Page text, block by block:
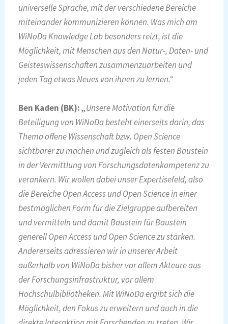
universelle Sprache, mit der verschiedene Bereiche
miteinander kommunizieren können. Was mich am
WiNoDa Knowledge Lab besonders reizt, ist die
Möglichkeit, mit Menschen aus den Natur-, Daten- und
Geisteswissenschaften zusammenzuarbeiten und
jeden Tag etwas Neues von ihnen zu lernen.“
Ben Kaden (BK):„Unsere Motivation für die
Beteiligung von WiNoDa besteht einerseits darin, das
Thema offene Wissenschaft bzw. Open Science
sichtbarer zu machen und zugleich als festen Baustein
in der Vermittlung von Forschungsdatenkompetenz zu
verankern. Wir wollen dabei unser Expertisefeld, also
die Bereiche Open Access und Open Science in einer
bestmöglichen Form für die Zielgruppe aufbereiten
und vermitteln und damit Baustein für Baustein
generell Open Access und Open Science zu stärken.
Andererseits adressieren wir in unserer Arbeit
außerhalb von WiNoDa bisher vor allem Akteure aus
der Forschungsinfrastruktur, vor allem
Hochschulbibliotheken. Mit WiNoDa ergibt sich die
Möglichkeit, den Fokus zu erweitern und auch in die